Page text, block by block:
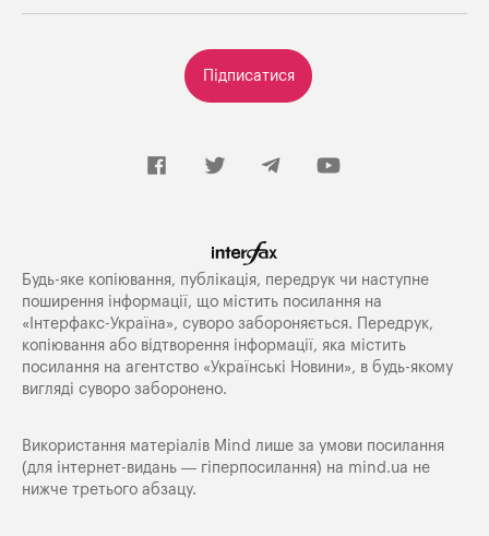
Підписатися
Будь-яке копiювання, публiкацiя, передрук чи наступне
поширення iнформацiї, що мiстить посилання на
«Iнтерфакс-Україна», суворо забороняється. Передрук,
копіювання або відтворення інформації, яка містить
посилання на агентство «Українські Новини», в будь-якому
вигляді суворо заборонено.
Використання матеріалів Mind лише за умови посилання
(для інтернет-видань — гіперпосилання) на mind.ua не
нижче третього абзацу.